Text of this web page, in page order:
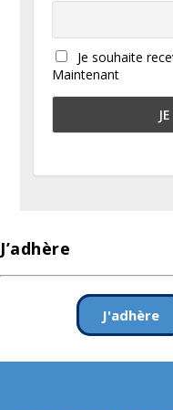
Je souhaite
Maintenant
J’adhère
J'adhère